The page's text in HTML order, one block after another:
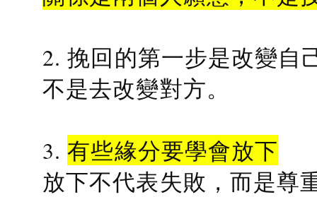
2. 挽回的第一步是改變自
不是去改變對方。
3.有些緣分要學會放下
放下不代表失敗，而是尊